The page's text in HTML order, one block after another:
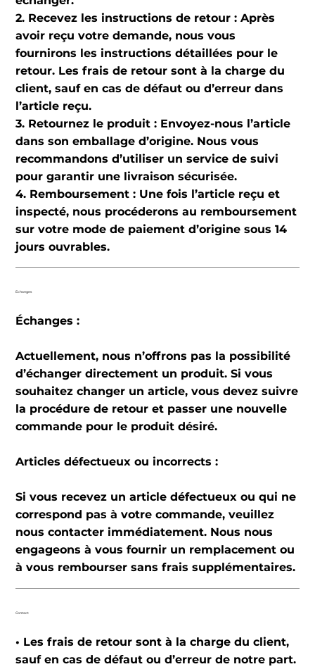
2. Recevez les instructions de retour : Après
avoir reçu votre demande, nous vous
fournirons les instructions détaillées pour le
retour. Les frais de retour sont à la charge du
client, sauf en cas de défaut ou d’erreur dans
l’article reçu.
3. Retournez le produit : Envoyez-nous l’article
dans son emballage d’origine. Nous vous
recommandons d’utiliser un service de suivi
pour garantir une livraison sécurisée.
4. Remboursement : Une fois l’article reçu et
inspecté, nous procéderons au remboursement
sur votre mode de paiement d’origine sous 14
jours ouvrables.
Echanges
Échanges :
Actuellement, nous n’offrons pas la possibilité
d’échanger directement un produit. Si vous
souhaitez changer un article, vous devez suivre
la procédure de retour et passer une nouvelle
commande pour le produit désiré.
Articles défectueux ou incorrects :
Si vous recevez un article défectueux ou qui ne
correspond pas à votre commande, veuillez
nous contacter immédiatement. Nous nous
engageons à vous fournir un remplacement ou
à vous rembourser sans frais supplémentaires.
Contact
• Les frais de retour sont à la charge du client,
sauf en cas de défaut ou d’erreur de notre part.